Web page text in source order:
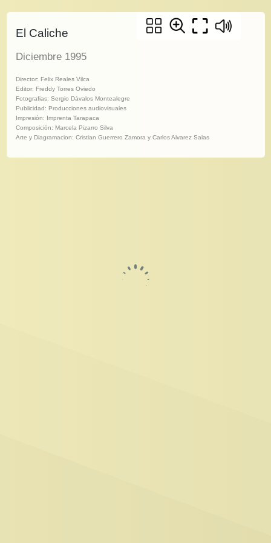
El Caliche
Diciembre 1995
Director: Felix Reales Vilca
Editor: Freddy Torres Oviedo
Fotografias: Sergio Dávalos Montealegre
Publicidad: Producciones audiovisuales
Impresión: Imprenta Tarapaca
Composición: Marcela Pizarro Silva
Arte y Diagramacion: Cristian Guerrero Zamora y Carlos Alvarez Salas